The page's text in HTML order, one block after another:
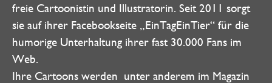
freie Cartoonistin und Illustratorin. Seit 2011 sorgt
sie auf ihrer Facebookseite „EinTagEinTier“ für die
humorige Unterhaltung ihrer fast 30.000 Fans im
Web.
Ihre Cartoons werden unter anderem im Magazin